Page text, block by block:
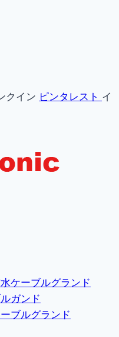
クイン ピンタレスト イ
ケーブルグランド
ガンド
ブルグランド